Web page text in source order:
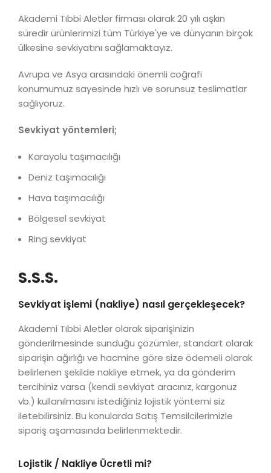
Akademi Tıbbi Aletler firması olarak 20 yılı aşkın
süredir ürünlerimizi tüm Türkiye'ye ve dünyanın birçok
ülkesine sevkiyatını sağlamaktayız.
Avrupa ve Asya arasındaki önemli coğrafi
konumumuz sayesinde hızlı ve sorunsuz teslimatlar
sağlıyoruz.
Sevkiyat yöntemleri;
Karayolu taşımacılığı
Deniz taşımacılığı
Hava taşımacılığı
Bölgesel sevkiyat
Ring sevkiyat
S.S.S.
Sevkiyat işlemi (nakliye) nasıl gerçekleşecek?
Akademi Tıbbi Aletler olarak siparişinizin
gönderilmesinde sunduğu çözümler, standart olarak
siparişin ağırlığı ve hacmine göre size ödemeli olarak
belirlenen şekilde nakliye etmek, ya da gönderim
tercihiniz varsa (kendi sevkiyat aracınız, kargonuz
vb.) kullanılmasını istediğiniz lojistik yöntemi siz
iletebilirsiniz. Bu konularda Satış Temsilcilerimizle
sipariş aşamasında belirlenmektedir.
Lojistik / Nakliye Ücretli mi?